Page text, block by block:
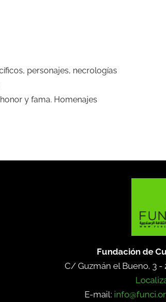
personajes, necrologías
y fama. Homenajes
Fundación de
C/ Guzmán el Bueno, 3 -
E-mail: